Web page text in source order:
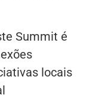
Summit é
locais